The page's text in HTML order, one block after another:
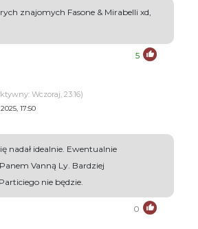
znajomych Fasone & Mirabelli xd,
5
Wczoraj, 23:16)
17:50
nadał idealnie. Ewentualnie
Vanną Ly. Bardziej
nie będzie.
0